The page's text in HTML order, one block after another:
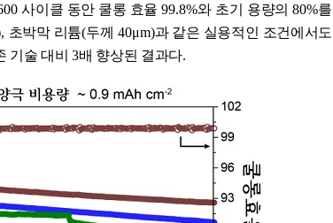
0사이클 동안 쿨롱 효율99.8%와 초기 용량의80%를
초박막 리튬(두께 40μm)과 같은 실용적인 조건에서도
기술 대비 3배 향상된 결과다.